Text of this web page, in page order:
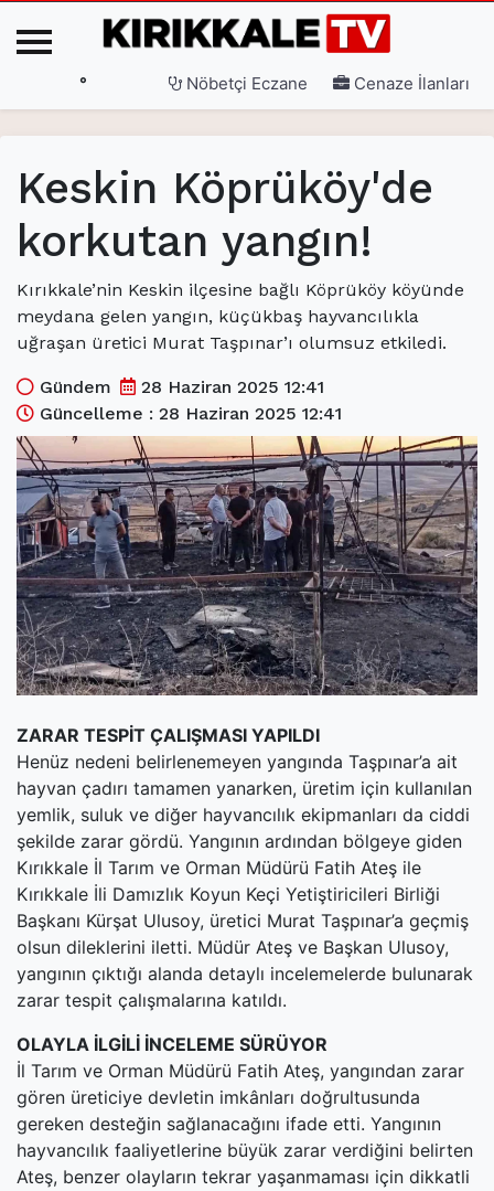
3. Sayfa(current)
Gündem(current)
Siyaset(current)
Eğitim (current)
(current)
Spor(current)
Sağlık(current)
Kültür Sanat(current)
Teknoloji(current)
Özel Haber(current)
Dünya(current)
Yerel(current)
İller(current)
° Nöbetçi Eczane Cenaze İlanları
Keskin Köprüköy'de
korkutan yangın!
Kırıkkale’nin Keskin ilçesine bağlı Köprüköy köyünde
meydana gelen yangın, küçükbaş hayvancılıkla
uğraşan üretici Murat Taşpınar’ı olumsuz etkiledi.
Gündem
28 Haziran 2025 12:41
Güncelleme : 28 Haziran 2025 12:41
ZARAR TESPİT ÇALIŞMASI YAPILDI
Henüz nedeni belirlenemeyen yangında Taşpınar’a ait
hayvan çadırı tamamen yanarken, üretim için kullanılan
yemlik, suluk ve diğer hayvancılık ekipmanları da ciddi
şekilde zarar gördü. Yangının ardından bölgeye giden
Kırıkkale İl Tarım ve Orman Müdürü Fatih Ateş ile
Kırıkkale İli Damızlık Koyun Keçi Yetiştiricileri Birliği
Başkanı Kürşat Ulusoy, üretici Murat Taşpınar’a geçmiş
olsun dileklerini iletti. Müdür Ateş ve Başkan Ulusoy,
yangının çıktığı alanda detaylı incelemelerde bulunarak
zarar tespit çalışmalarına katıldı.
OLAYLA İLGİLİ İNCELEME SÜRÜYOR
İl Tarım ve Orman Müdürü Fatih Ateş, yangından zarar
gören üreticiye devletin imkânları doğrultusunda
gereken desteğin sağlanacağını ifade etti. Yangının
hayvancılık faaliyetlerine büyük zarar verdiğini belirten
Ateş, benzer olayların tekrar yaşanmaması için dikkatli